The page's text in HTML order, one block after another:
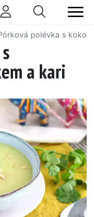
polévka s
a kari
Další